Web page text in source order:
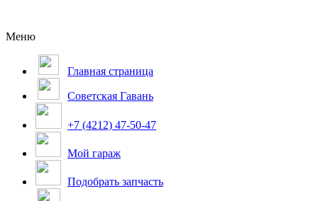
Меню
Главная страница
Советская Гавань
+7 (4212) 47-50-47
Мой гараж
Подобрать запчасть